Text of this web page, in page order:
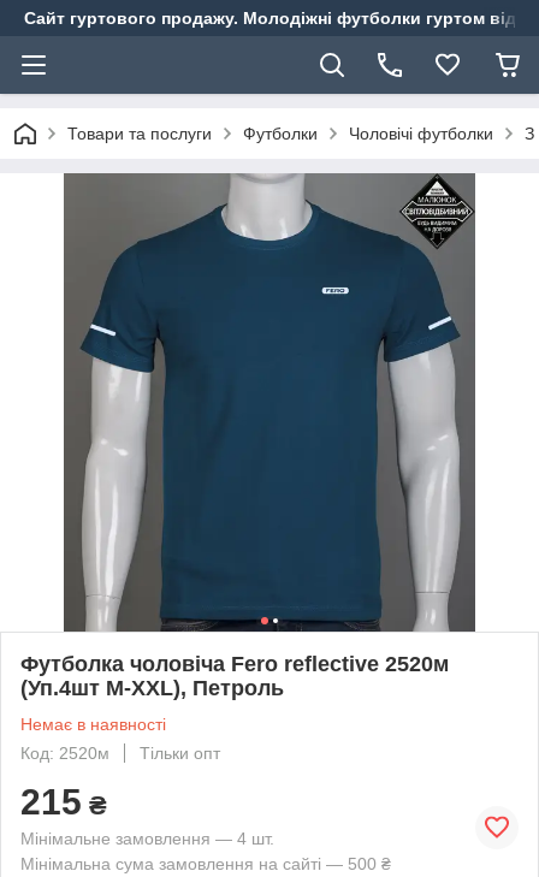
Сайт гуртового продажу. Молодіжні футболки гуртом від
Товари та послуги Футболки Чоловічі футболки З
Футболка чоловіча Fero reflective 2520м
(Уп.4шт M-XXL), Петроль
Немає в наявності
Код: 2520м
Тільки опт
215 ₴
Мінімальне замовлення — 4 шт.
Мінімальна сума замовлення на сайті — 500 ₴